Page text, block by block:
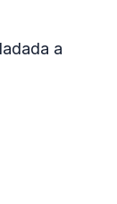
a